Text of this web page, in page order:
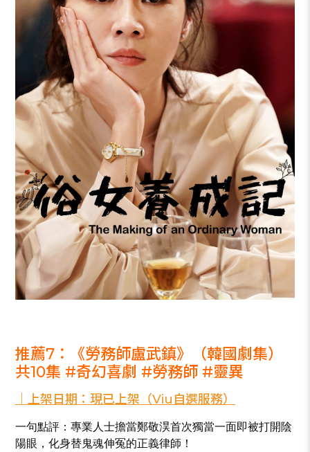
推薦7：《勞務師盧武鎮》（韓國劇集）
共10集 #奇幻喜劇 #勞務師 #靈異
｜上架日期：現已上架（Viu自選服務）
一句點評：專業人士擔當鄭敬淏首次獨當一面即被打開陰
陽眼，化身替鬼魂伸冤的正義律師！